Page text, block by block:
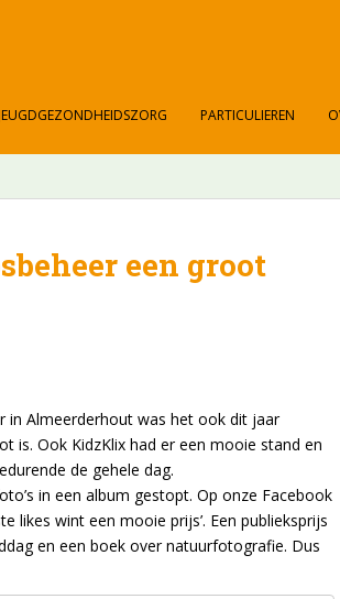
JEUGDGEZONDHEIDSZORG PARTICULIEREN
een groot
in Almeerderhout was het ook dit jaar
is. Ook KidzKlix had er een mooie stand en
de gehele dag.
in een album gestopt. Op onze Facebook
likes wint een mooie prijs’. Een publieksprijs
en een boek over natuurfotografie. Dus